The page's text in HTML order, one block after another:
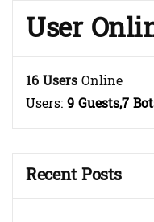
User
16 UsersOnline
Users:9 Guests,7
Recent Posts